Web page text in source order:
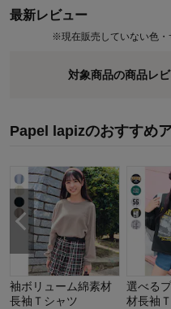
いおしゃれを提案するブランド
今のリアルなジュニア＆ティ
最新レビュー
※現在販売していない色・
対象商品の商品レ
Papel lapizのおすすめ
袖ボリューム綿素材
長袖Ｔシャツ
選べる
材長袖